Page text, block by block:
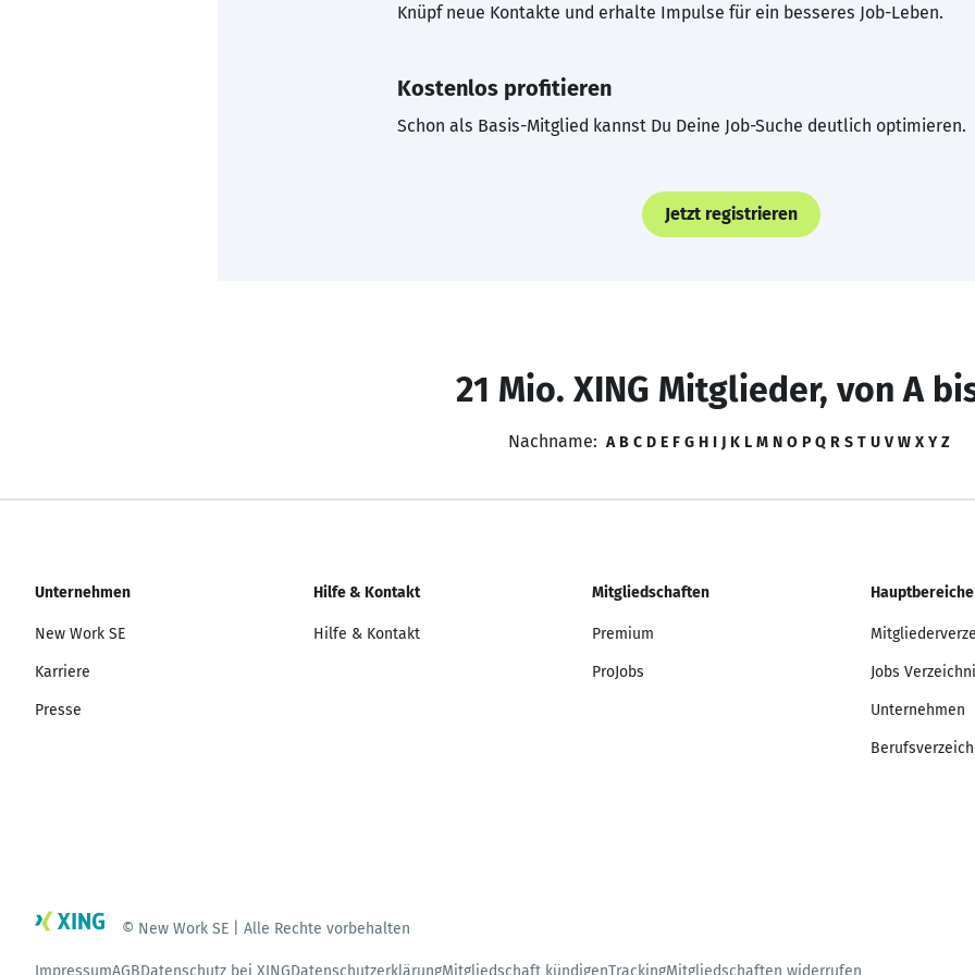
Knüpf neue Kontakte und erhalte Impulse für ein besseres Job-Leben.
Kostenlos profitieren
Schon als Basis-Mitglied kannst Du Deine Job-Suche deutlich optimieren.
Jetzt registrieren
21 Mio. XING Mitglieder, von A
Nachname: A B C D E F G H I J K L M N O P Q R S T U V W X Y Z
Unternehmen
New Work SE
Karriere
Presse
Hilfe & Kontakt
Hilfe & Kontakt
Mitgliedschaften
Premium
ProJobs
Hauptbereiche
Jobs
Unternehmen
© New Work SE | Alle Rechte vorbehalten
ImpressumAGBDatenschutz bei XINGDatenschutzerklärungMitgliedschaft kündigenTrackingMitgliedschaften widerrufen